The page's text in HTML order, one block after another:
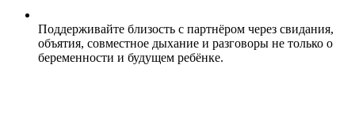
Поддерживайте близость с партнёром через свидания,
объятия, совместное дыхание и разговоры не только о
беременности и будущем ребёнке.